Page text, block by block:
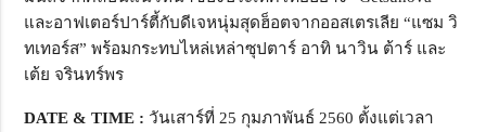
และอาฟเตอร์ปาร์ตี้กับดีเจหนุ่มสุดฮ็อตจากออสเตรเลีย “แซม วิ
ทเทอร์ส” พร้อมกระทบไหล่เหล่าซุปตาร์ อาทิ นาวิน ต้าร์ และ
เต้ย จรินทร์พร
DATE & TIME : วันเสาร์ที่ 25 กุมภาพันธ์ 2560 ตั้งแต่เวลา